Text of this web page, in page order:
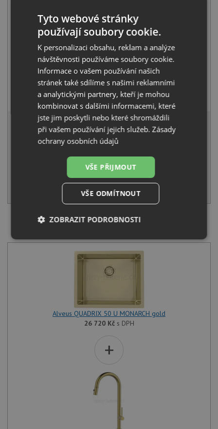
Alveus MAYA MONARCH gold
6 990 Kčs DPH
32 024 Kč
Běžná cena: 33 710
Sleva: 1 686
NA DOTAZ
KOUPIT
SET Alveus QUADRIX 50 U MONARCH gold + Alveus
Alveus QUADRIX 50 U MONARCH gold
26 720 Kčs DPH
+
Tyto webové stránky
používají soubory cookie.
K personalizaci obsahu, reklam a analýze
návštěvnosti používáme soubory cookie.
Informace o vašem používání našich
stránek také sdílíme s našimi reklamními
a analytickými partnery, kteří je mohou
kombinovat s dalšími informacemi, které
jste jim poskytli nebo které shromáždili
při vašem používání jejich služeb.Zásady
ochrany osobních údajů
VŠE PŘIJMOUT
VŠE ODMÍTNOUT
ZOBRAZIT PODROBNOSTI
Nezbytně
Výkonové
soubory
Soubory
soubory
Nezbytně nutné soubory
Soubory cílení
Funkční soubory
Nezařazené soubory
Nezbytně nutné soubory cookie umožňují základní